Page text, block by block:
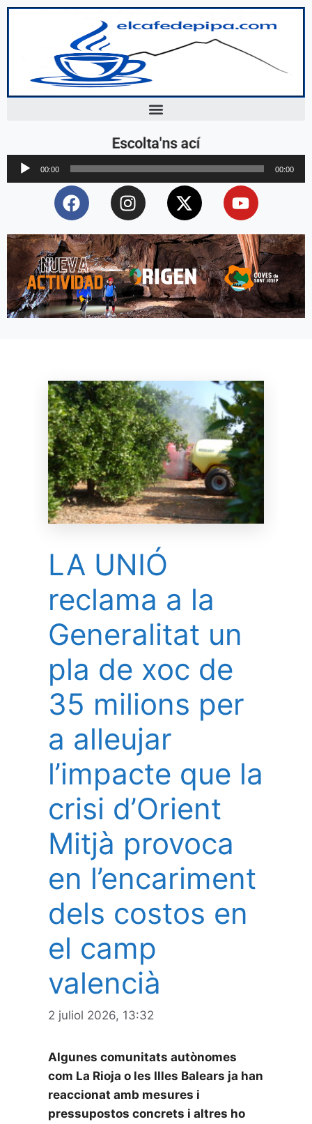
Escolta'ns ací
Reproductor
d'àudio
00:00 00:00
LA UNIÓ
reclama a la
Generalitat un
pla de xoc de
35 milions per
a alleujar
l’impacte que la
crisi d’Orient
Mitjà provoca
en l’encariment
dels costos en
el camp
valencià
2 juliol 2026, 13:32
Algunes comunitats autònomes
com La Rioja o les Illes Balears ja han
reaccionat amb mesures i
pressupostos concrets i altres ho